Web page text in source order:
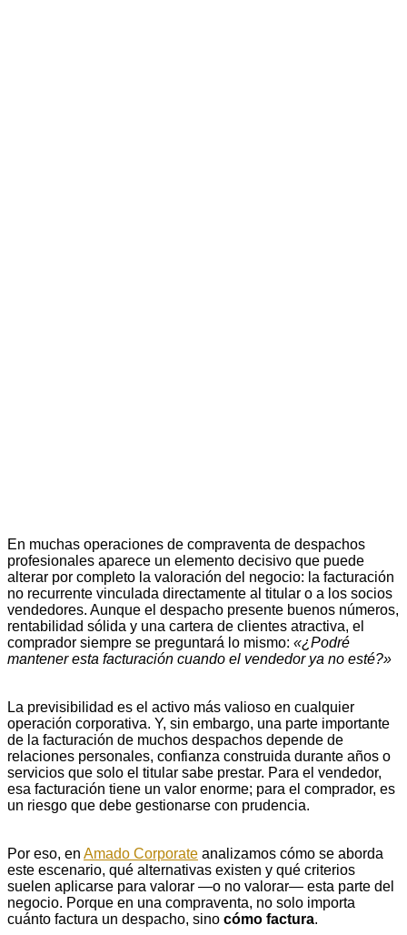
En muchas operaciones de compraventa de despachos
profesionales aparece un elemento decisivo que puede
alterar por completo la valoración del negocio: la facturación
no recurrente vinculada directamente al titular o a los socios
vendedores. Aunque el despacho presente buenos números,
rentabilidad sólida y una cartera de clientes atractiva, el
comprador siempre se preguntará lo mismo: «¿Podré
mantener esta facturación cuando el vendedor ya no esté?»
La previsibilidad es el activo más valioso en cualquier
operación corporativa. Y, sin embargo, una parte importante
de la facturación de muchos despachos depende de
relaciones personales, confianza construida durante años o
servicios que solo el titular sabe prestar. Para el vendedor,
esa facturación tiene un valor enorme; para el comprador, es
un riesgo que debe gestionarse con prudencia.
Por eso, en Amado Corporate analizamos cómo se aborda
este escenario, qué alternativas existen y qué criterios
suelen aplicarse para valorar —o no valorar— esta parte del
negocio. Porque en una compraventa, no solo importa
cuánto factura un despacho, sino cómo factura.